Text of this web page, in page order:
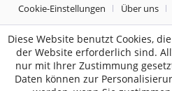
Cookie-Einstellungen Über uns
Datenschutz
AGB
2187Bewertungen auf
Diese Website benutzt Cookies,
der Website erforderlich sind.
nur mit Ihrer Zustimmung
Daten können zur